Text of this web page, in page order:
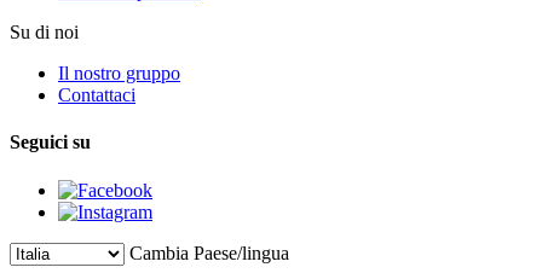
Su di noi
Il nostro gruppo
Contattaci
Seguici su
Cambia Paese/lingua